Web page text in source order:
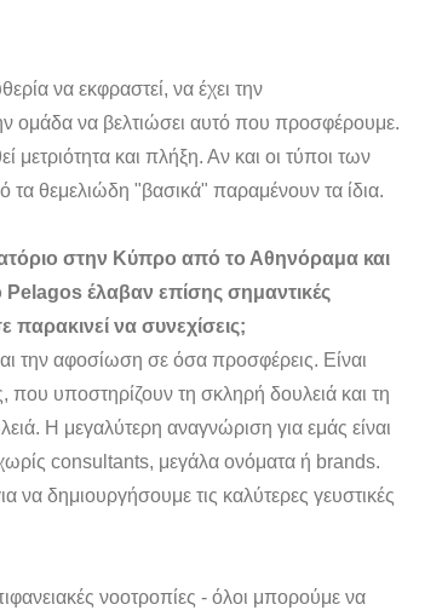
να εκφραστεί, να έχει την
ομάδα να βελτιώσει αυτό που προσφέρουμε.
μετριότητα και πλήξη. Αν και οι τύποι των
τα θεμελιώδη "βασικά" παραμένουν τα ίδια.
στην Κύπρο από το Αθηνόραμα και
έλαβαν επίσης σημαντικές
παρακινεί να συνεχίσεις;
την αφοσίωση σε όσα προσφέρεις. Είναι
που υποστηρίζουν τη σκληρή δουλειά και τη
Η μεγαλύτερη αναγνώριση για εμάς είναι
consultants, μεγάλα ονόματα ή brands.
να δημιουργήσουμε τις καλύτερες γευστικές
νοοτροπίες - όλοι μπορούμε να